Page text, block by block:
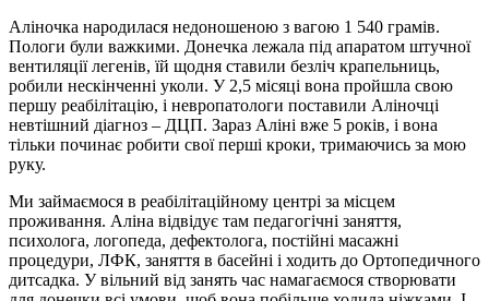
Аліночка народилася недоношеною з вагою 1 540 грамів.
Пологи були важкими. Донечка лежала під апаратом штучної
вентиляції легенів, їй щодня ставили безліч крапельниць,
робили нескінченні уколи. У 2,5 місяці вона пройшла свою
першу реабілітацію, і невропатологи поставили Аліночці
невтішний діагноз – ДЦП. Зараз Аліні вже 5 років, і вона
тільки починає робити свої перші кроки, тримаючись за мою
руку.
Ми займаємося в реабілітаційному центрі за місцем
проживання. Аліна відвідує там педагогічні заняття,
психолога, логопеда, дефектолога, постійні масажні
процедури, ЛФК, заняття в басейні і ходить до Ортопедичного
дитсадка. У вільний від занять час намагаємося створювати